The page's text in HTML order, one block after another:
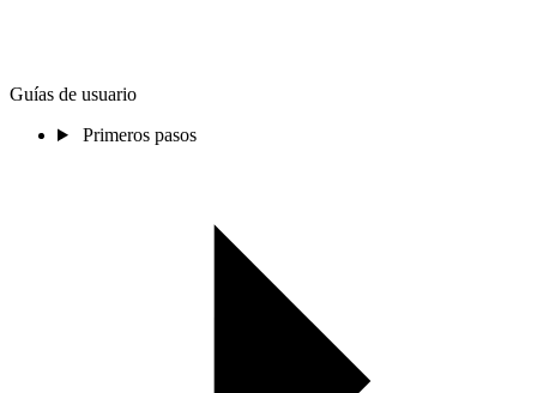
Guías de usuario
Primeros pasos